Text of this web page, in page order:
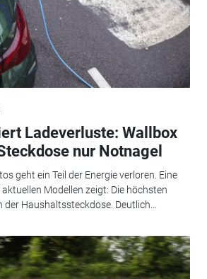
Ladeverluste: Wallbox
nur Notnagel
geht ein Teil der Energie verloren. Eine
Modellen zeigt: Die höchsten
Haushaltssteckdose. Deutlich...